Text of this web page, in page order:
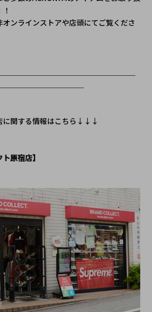
ンラインストアや店頭にてご覧くださ
関する情報はこちら↓↓↓
原宿店】